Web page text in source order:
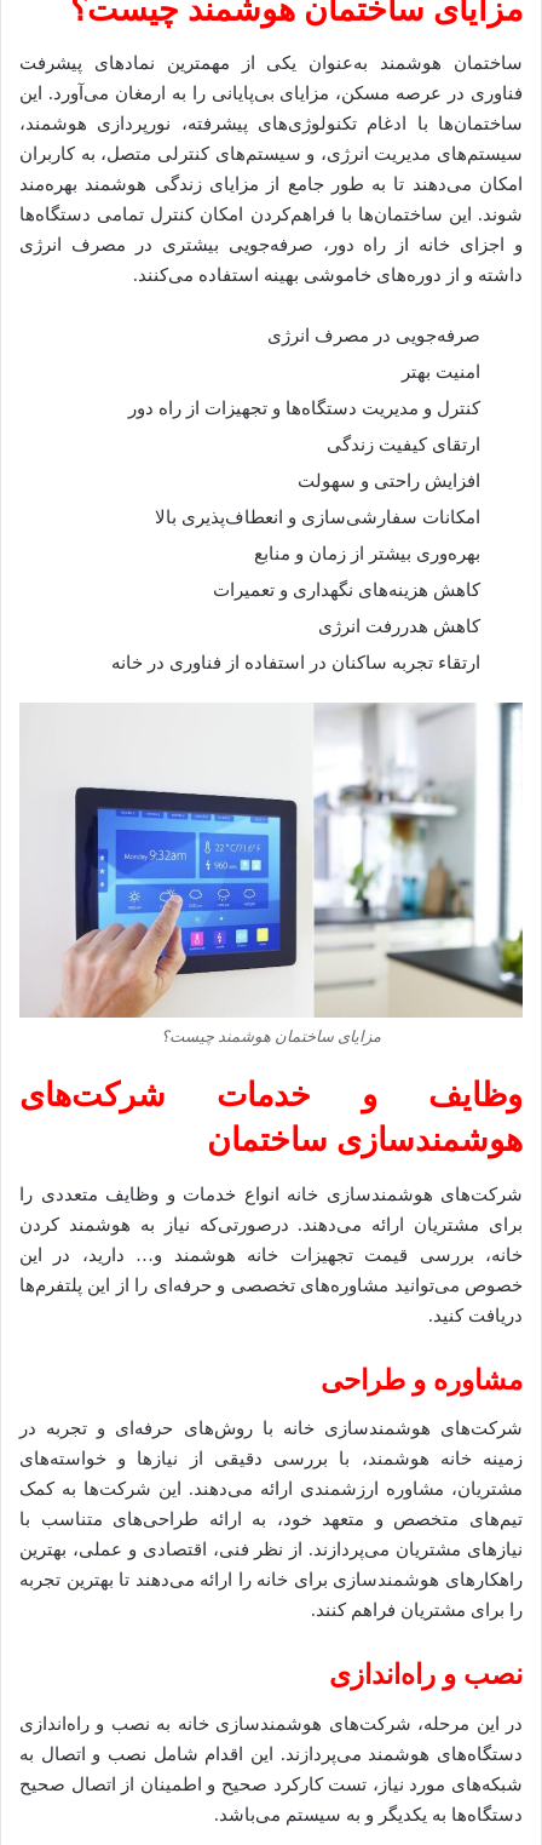
مزایای ساختمان هوشمند چیست؟
ساختمان هوشمند به‌عنوان یکی از مهمترین نمادهای پیشرفت
فناوری در عرصه مسکن، مزایای بی‌پایانی را به ارمغان می‌آورد. این
ساختمان‌ها با ادغام تکنولوژی‌های پیشرفته، نورپردازی هوشمند،
سیستم‌های مدیریت انرژی، و سیستم‌های کنترلی متصل، به کاربران
امکان می‌دهند تا به طور جامع از مزایای زندگی هوشمند بهره‌مند
شوند. این ساختمان‌ها با فراهم‌کردن امکان کنترل تمامی دستگاه‌ها
و اجزای خانه از راه دور، صرفه‌جویی بیشتری در مصرف انرژی
داشته و از دوره‌های خاموشی بهینه استفاده می‌کنند.
صرفه‌جویی در مصرف انرژی
امنیت بهتر
کنترل و مدیریت دستگاه‌ها و تجهیزات از راه دور
ارتقای کیفیت زندگی
افزایش راحتی و سهولت
امکانات سفارشی‌سازی و انعطاف‌پذیری بالا
بهره‌وری بیشتر از زمان و منابع
کاهش هزینه‌های نگهداری و تعمیرات
کاهش هدررفت انرژی
ارتقاء تجربه ساکنان در استفاده از فناوری در خانه
مزایای ساختمان هوشمند چیست؟
وظایف و خدمات شرکت‌های
هوشمندسازی ساختمان
شرکت‌های هوشمندسازی خانه انواع خدمات و وظایف متعددی را
برای مشتریان ارائه می‌دهند. درصورتی‌که نیاز به هوشمند کردن
خانه، بررسی قیمت تجهیزات خانه هوشمند و… دارید، در این
خصوص می‌توانید مشاوره‌های تخصصی و حرفه‌ای را از این پلتفرم‌ها
دریافت کنید.
مشاوره و طراحی
شرکت‌های هوشمندسازی خانه با روش‌های حرفه‌ای و تجربه در
زمینه خانه هوشمند، با بررسی دقیقی از نیازها و خواسته‌های
مشتریان، مشاوره ارزشمندی ارائه می‌دهند. این شرکت‌ها به کمک
تیم‌های متخصص و متعهد خود، به ارائه طراحی‌های متناسب با
نیازهای مشتریان می‌پردازند. از نظر فنی، اقتصادی و عملی، بهترین
راهکارهای هوشمندسازی برای خانه را ارائه می‌دهند تا بهترین تجربه
را برای مشتریان فراهم کنند.
نصب و راه‌اندازی
در این مرحله، شرکت‌های هوشمندسازی خانه به نصب و راه‌اندازی
دستگاه‌های هوشمند می‌پردازند. این اقدام شامل نصب و اتصال به
شبکه‌های مورد نیاز، تست کارکرد صحیح و اطمینان از اتصال صحیح
دستگاه‌ها به یکدیگر و به سیستم می‌باشد.